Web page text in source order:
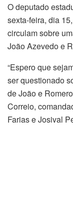
O deputado
sexta-feira, dia
circulam sobre
João Azevedo e
“Espero que
ser questionado
de João e
Correio,
Farias e Josival